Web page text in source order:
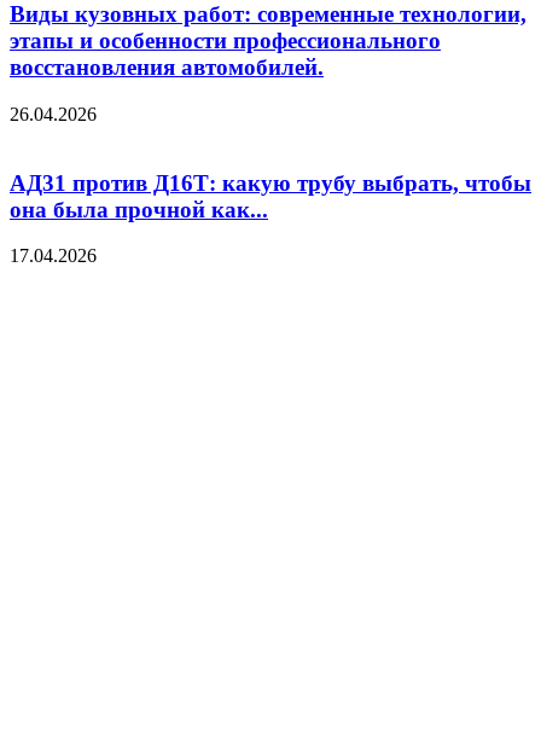
Виды кузовных работ: современные технологии,
этапы и особенности профессионального
восстановления автомобилей.
26.04.2026
АД31 против Д16Т: какую трубу выбрать, чтобы
она была прочной как...
17.04.2026